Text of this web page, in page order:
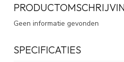
Geen informatie gevonden
SPECIFICATIES